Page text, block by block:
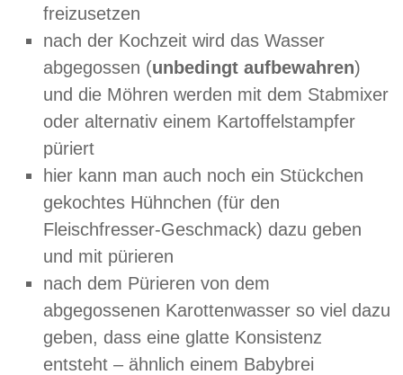
freizusetzen
nach der Kochzeit wird das Wasser
abgegossen (unbedingt aufbewahren)
und die Möhren werden mit dem Stabmixer
oder alternativ einem Kartoffelstampfer
püriert
hier kann man auch noch ein Stückchen
gekochtes Hühnchen (für den
Fleischfresser-Geschmack) dazu geben
und mit pürieren
nach dem Pürieren von dem
abgegossenen Karottenwasser so viel dazu
geben, dass eine glatte Konsistenz
entsteht – ähnlich einem Babybrei